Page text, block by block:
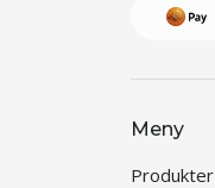
Meny
Produkter